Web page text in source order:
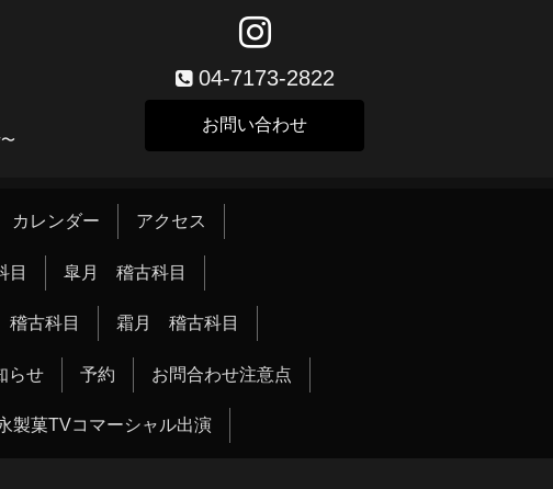
04-7173-2822
お問い合わせ
カレンダー アクセス
目 皐月 稽古科目
古科目 霜月 稽古科目
らせ 予約 お問合わせ注意点
製菓TVコマーシャル出演